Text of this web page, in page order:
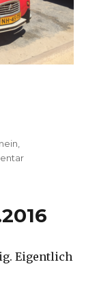
zu
Eigentlich